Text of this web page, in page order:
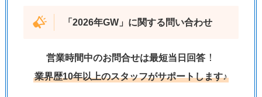
「2026年GW 」に関する問い合わせ
営業時間中のお問合せは最短当日回答 ！
業界歴10年以上のスタッフがサポートします♪